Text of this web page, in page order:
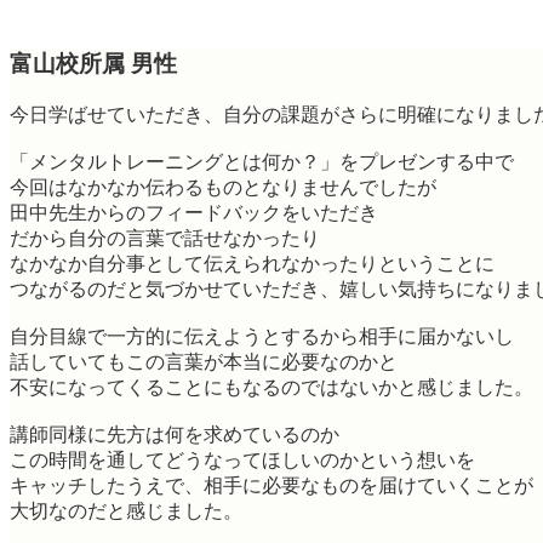
富山校所属 男性
今日学ばせていただき、自分の課題がさらに明確になりまし
「メンタルトレーニングとは何か？」をプレゼンする中で
今回はなかなか伝わるものとなりませんでしたが
田中先生からのフィードバックをいただき
だから自分の言葉で話せなかったり
なかなか自分事として伝えられなかったりということに
つながるのだと気づかせていただき、嬉しい気持ちになりま
自分目線で一方的に伝えようとするから相手に届かないし
話していてもこの言葉が本当に必要なのかと
不安になってくることにもなるのではないかと感じました。
講師同様に先方は何を求めているのか
この時間を通してどうなってほしいのかという想いを
キャッチしたうえで、相手に必要なものを届けていくことが
大切なのだと感じました。